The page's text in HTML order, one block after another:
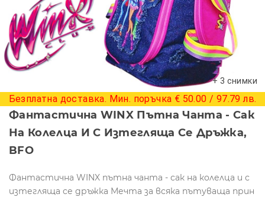
+ 3 снимки
Безплатна доставка. Мин. поръчка € 50.00 / 97.79 лв.
Фантастична WINX Пътна Чанта - Сак
На Колелца И С Изтегляща Се Дръжка,
BFO
Фантастична WINX пътна чанта - сак на колелца и с
изтегляща се дръжка Мечта за всяка пътуваща прин